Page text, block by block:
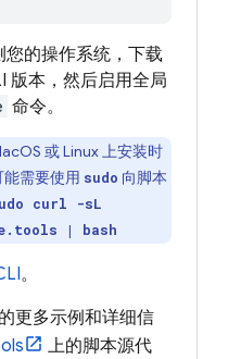
的操作系统，下载
版本，然后启用全局
命令。
或 Linux 上安装时
需要使用 sudo 向脚本
curl -sL
| bash
。
更多示例和详细信
上的脚本源代